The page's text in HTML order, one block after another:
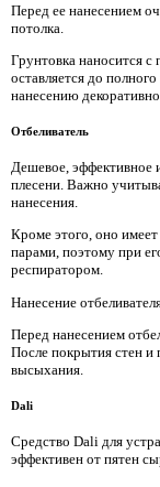
Перед ее нанесением
потолка.
Грунтовка наносится
оставляется до
нанесению
Отбеливатель
Дешевое, эффективное
плесени. Важно
нанесения.
Кроме этого, оно
парами, поэтому при
респиратором.
Нанесение
Перед нанесением
После покрытия стен и
высыхания.
Dali
Средство Dali для
эффективен от пятен